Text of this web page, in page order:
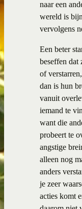
naar een
wereld is
vervolgens
Een beter
beseffen dat
of
dan is hun
vanuit
iemand te
want die
probeert te
angstige
alleen nog
anders
je zeer
acties komt